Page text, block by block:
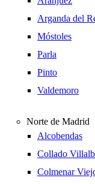
Arganda del
Móstoles
Parla
Pinto
Valdemoro
Norte de Madrid
Alcobendas
Collado
Colmenar